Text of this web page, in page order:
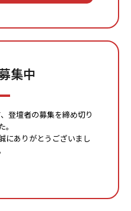
集中
壇者の募集を締め切り
。
ありがとうございまし